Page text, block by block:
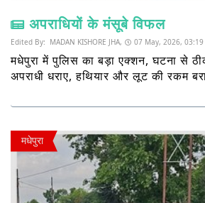
अपराधियों के मंसूबे विफल
Edited By: MADAN KISHORE JHA, 07 May, 2026, 03:19
मधेपुरा में पुलिस का बड़ा एक्शन, घटना से
अपराधी धराए, हथियार और लूट की रकम
मधेपुरा